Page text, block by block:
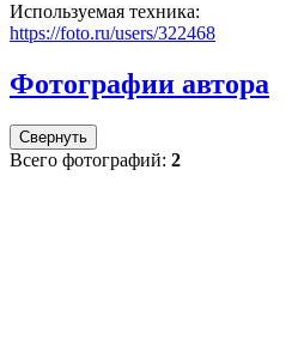
Используемая техника:
https://foto.ru/users/322468
Фотографии автора
Свернуть
Всего фотографий: 2